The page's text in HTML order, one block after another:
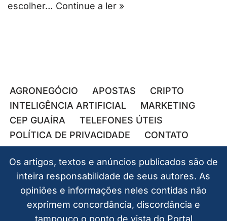
escolher… Continue a ler »
AGRONEGÓCIO APOSTAS
CRIPTO
INTELIGÊNCIA ARTIFICIAL
MARKETING
CEP GUAÍRA
TELEFONES ÚTEIS
POLÍTICA DE PRIVACIDADE
CONTATO
Os artigos, textos e anúncios publicados são de
inteira responsabilidade de seus autores. As
opiniões e informações neles contidas não
exprimem concordância, discordância e